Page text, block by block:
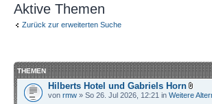
Aktive Themen
Zurück zur erweiterten Suche
THEMEN
Hilberts Hotel und Gabriels Horn
von rmw » So 26. Jul 2026, 12:21 in Weitere